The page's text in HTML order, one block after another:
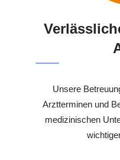
Unsere
Arztterminen und
medizinischen